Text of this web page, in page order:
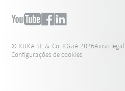
© KUKA SE & Co. KGaA 2026Aviso legal
Configurações de cookies